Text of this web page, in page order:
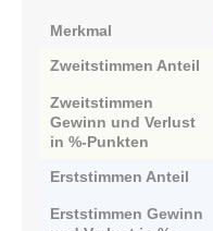
Merkmal
Zweitstimmen Anteil
Zweitstimmen
Gewinn und Verlust
in %-Punkten
Erststimmen Anteil
Erststimmen Gewinn